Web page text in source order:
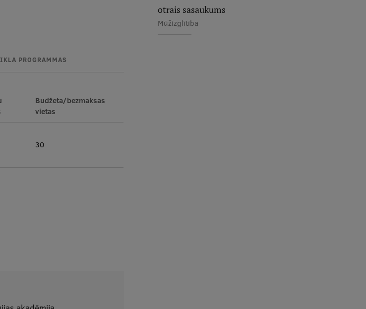
PROGRAMMAS
Budžeta/bezmaksas
vietas
30
otrais sasaukums
Mūžizglītība